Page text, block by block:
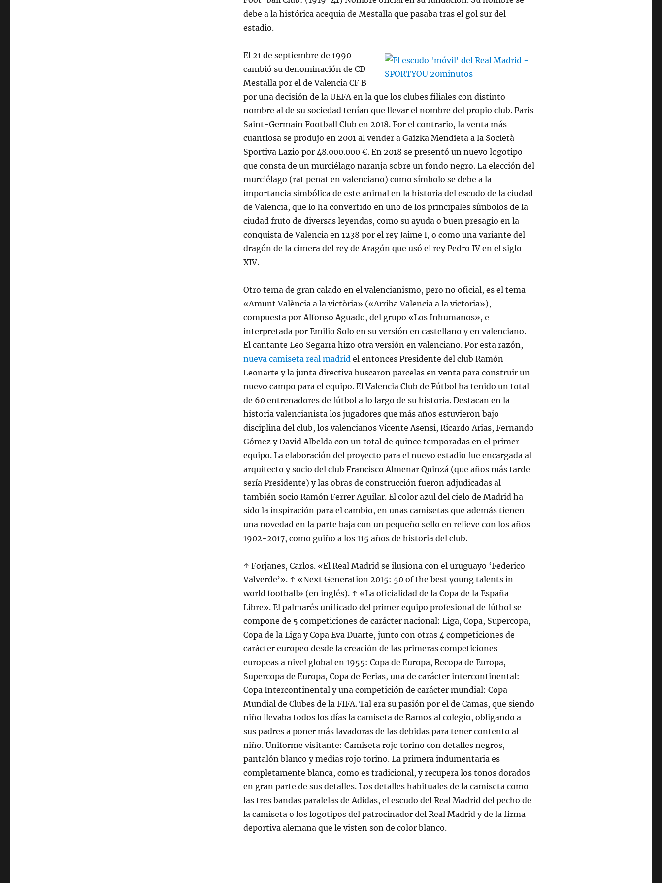
debe a la histórica acequia de Mestalla que pasaba tras el gol sur del
estadio.
El 21 de septiembre de 1990
cambió su denominación de CD
Mestalla por el de Valencia CF B
por una decisión de la UEFA en la que los clubes filiales con distinto
nombre al de su sociedad tenían que llevar el nombre del propio club. Paris
Saint-Germain Football Club en 2018. Por el contrario, la venta más
cuantiosa se produjo en 2001 al vender a Gaizka Mendieta a la Società
Sportiva Lazio por 48.000.000 €. En 2018 se presentó un nuevo logotipo
que consta de un murciélago naranja sobre un fondo negro. La elección del
murciélago (rat penat en valenciano) como símbolo se debe a la
importancia simbólica de este animal en la historia del escudo de la ciudad
de Valencia, que lo ha convertido en uno de los principales símbolos de la
ciudad fruto de diversas leyendas, como su ayuda o buen presagio en la
conquista de Valencia en 1238 por el rey Jaime I, o como una variante del
dragón de la cimera del rey de Aragón que usó el rey Pedro IV en el siglo
XIV.
Otro tema de gran calado en el valencianismo, pero no oficial, es el tema
«Amunt València a la victòria» («Arriba Valencia a la victoria»),
compuesta por Alfonso Aguado, del grupo «Los Inhumanos», e
interpretada por Emilio Solo en su versión en castellano y en valenciano.
El cantante Leo Segarra hizo otra versión en valenciano. Por esta razón,
nueva camiseta real madrid el entonces Presidente del club Ramón
Leonarte y la junta directiva buscaron parcelas en venta para construir un
nuevo campo para el equipo. El Valencia Club de Fútbol ha tenido un total
de 60 entrenadores de fútbol a lo largo de su historia. Destacan en la
historia valencianista los jugadores que más años estuvieron bajo
disciplina del club, los valencianos Vicente Asensi, Ricardo Arias, Fernando
Gómez y David Albelda con un total de quince temporadas en el primer
equipo. La elaboración del proyecto para el nuevo estadio fue encargada al
arquitecto y socio del club Francisco Almenar Quinzá (que años más tarde
sería Presidente) y las obras de construcción fueron adjudicadas al
también socio Ramón Ferrer Aguilar. El color azul del cielo de Madrid ha
sido la inspiración para el cambio, en unas camisetas que además tienen
una novedad en la parte baja con un pequeño sello en relieve con los años
1902-2017, como guiño a los 115 años de historia del club.
↑ Forjanes, Carlos. «El Real Madrid se ilusiona con el uruguayo ‘Federico
Valverde’». ↑ «Next Generation 2015: 50 of the best young talents in
world football» (en inglés). ↑ «La oficialidad de la Copa de la España
Libre». El palmarés unificado del primer equipo profesional de fútbol se
compone de 5 competiciones de carácter nacional: Liga, Copa, Supercopa,
Copa de la Liga y Copa Eva Duarte, junto con otras 4 competiciones de
carácter europeo desde la creación de las primeras competiciones
europeas a nivel global en 1955: Copa de Europa, Recopa de Europa,
Supercopa de Europa, Copa de Ferias, una de carácter intercontinental:
Copa Intercontinental y una competición de carácter mundial: Copa
Mundial de Clubes de la FIFA. Tal era su pasión por el de Camas, que siendo
niño llevaba todos los días la camiseta de Ramos al colegio, obligando a
sus padres a poner más lavadoras de las debidas para tener contento al
niño. Uniforme visitante: Camiseta rojo torino con detalles negros,
pantalón blanco y medias rojo torino. La primera indumentaria es
completamente blanca, como es tradicional, y recupera los tonos dorados
en gran parte de sus detalles. Los detalles habituales de la camiseta como
las tres bandas paralelas de Adidas, el escudo del Real Madrid del pecho de
la camiseta o los logotipos del patrocinador del Real Madrid y de la firma
deportiva alemana que le visten son de color blanco.